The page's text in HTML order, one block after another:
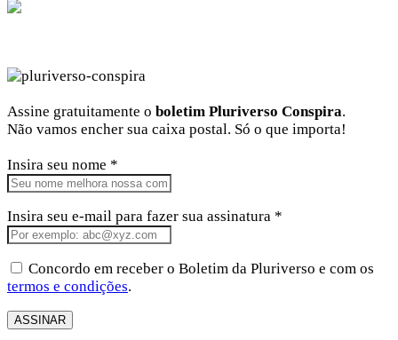
Assine gratuitamente o boletim Pluriverso Conspira.
Não vamos encher sua caixa postal. Só o que importa!
Insira seu nome *
Insira seu e-mail para fazer sua assinatura *
Concordo em receber o Boletim da Pluriverso e com os
termos e condições.